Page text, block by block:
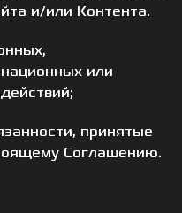
и/или Контента.
или
принятые
Соглашению.